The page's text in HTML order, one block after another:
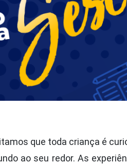
que toda criança é
ao seu redor. As